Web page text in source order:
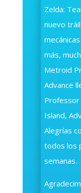
Zelda:
nuevo
más,
Metroid
Advance
Professor
Island,
Alegrías
todos los
semanas.